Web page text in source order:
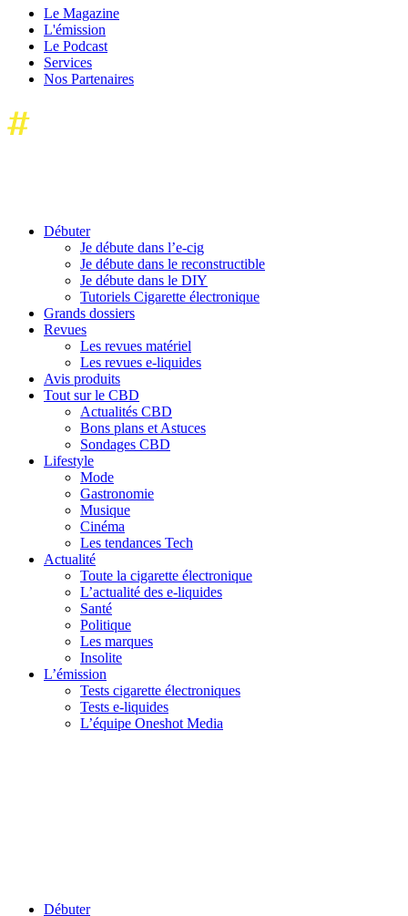
Le Magazine
L'émission
Le Podcast
Services
Nos Partenaires
Débuter
Je débute dans l’e-cig
Je débute dans le reconstructible
Je débute dans le DIY
Tutoriels Cigarette électronique
Grands dossiers
Revues
Les revues matériel
Les revues e-liquides
Avis produits
Tout sur le CBD
Actualités CBD
Bons plans et Astuces
Sondages CBD
Lifestyle
Mode
Gastronomie
Musique
Cinéma
Les tendances Tech
Actualité
Toute la cigarette électronique
L’actualité des e-liquides
Santé
Politique
Les marques
Insolite
L’émission
Tests cigarette électroniques
Tests e-liquides
L’équipe Oneshot Media
Débuter